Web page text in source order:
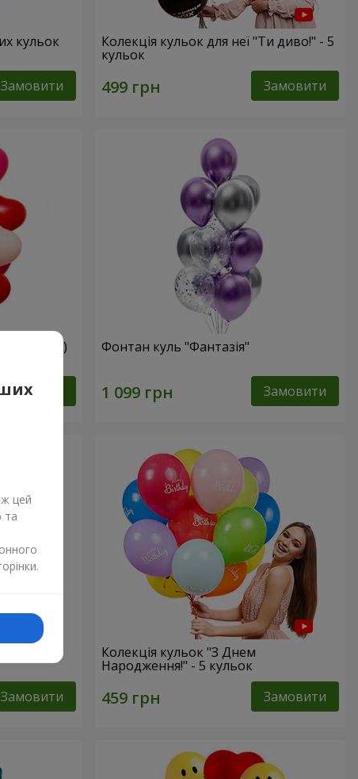
кульок
Замовити
Колекція кульок для неї "Ти диво!" - 5
кульок
Замовити
сердець)
Замовити
Фонтан куль "Фантазія"
Замовити
Замовити
Колекція кульок "З Днем
Народження!" - 5 кульок
Замовити
цей
та